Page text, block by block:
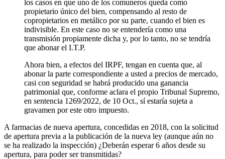
los casos en que uno de los comuneros queda como
propietario único del bien, compensando al resto de
copropietarios en metálico por su parte, cuando el bien es
indivisible. En este caso no se entendería como una
transmisión propiamente dicha y, por lo tanto, no se tendría
que abonar el I.T.P.
Ahora bien, a efectos del IRPF, tengan en cuenta que, al
abonar la parte correspondiente a usted a precios de mercado,
casi con seguridad se habrá producido una ganancia
patrimonial que, conforme aclara el propio Tribunal Supremo,
en sentencia 1269/2022, de 10 Oct., sí estaría sujeta a
gravamen por este otro impuesto.
A farmacias de nueva apertura, concedidas en 2018, con la solicitud
de apertura previa a la publicación de la nueva ley (aunque aún no
se ha realizado la inspección) ¿Deberán esperar 6 años desde su
apertura, para poder ser transmitidas?